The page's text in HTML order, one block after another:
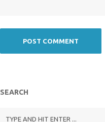
SEARCH